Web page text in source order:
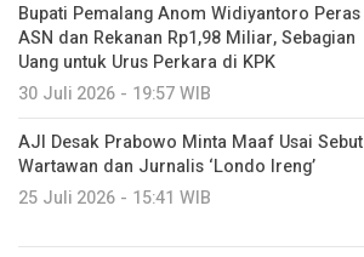
Bupati Pemalang Anom Widiyantoro Peras
ASN dan Rekanan Rp1,98 Miliar, Sebagian
Uang untuk Urus Perkara di KPK
30 Juli 2026 - 19:57 WIB
AJI Desak Prabowo Minta Maaf Usai Sebut
Wartawan dan Jurnalis ‘Londo Ireng’
25 Juli 2026 - 15:41 WIB